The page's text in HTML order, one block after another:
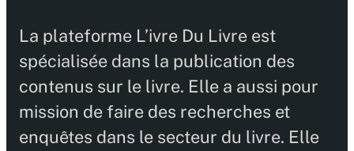
La plateforme L’ivre Du Livre est
spécialisée dans la publication des
contenus sur le livre. Elle a aussi pour
mission de faire des recherches et
enquêtes dans le secteur du livre. Elle